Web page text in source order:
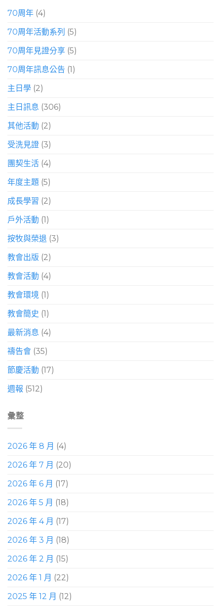
70周年 (4)
70周年活動系列 (5)
70周年見證分享 (5)
70周年訊息公告 (1)
主日學 (2)
主日訊息 (306)
其他活動 (2)
受洗見證 (3)
團契生活 (4)
年度主題 (5)
成長學習 (2)
戶外活動 (1)
按牧與榮退 (3)
教會出版 (2)
教會活動 (4)
教會環境 (1)
教會簡史 (1)
最新消息 (4)
禱告會 (35)
節慶活動 (17)
週報 (512)
彙整
2026 年 8 月 (4)
2026 年 7 月 (20)
2026 年 6 月 (17)
2026 年 5 月 (18)
2026 年 4 月 (17)
2026 年 3 月 (18)
2026 年 2 月 (15)
2026 年 1 月 (22)
2025 年 12 月 (12)